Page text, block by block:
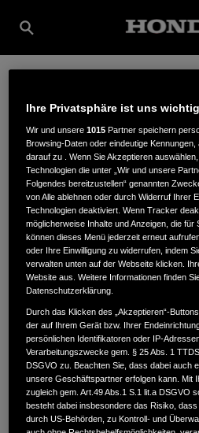
KMS
GMBH
Nordstr. 4,47475,Kamp-Lintfort
ANFAHRTSBESCHREIBUNG
WEBSITE
Ihre Privatsphäre ist uns wichtig
Wir und unsere1015 Partner speichern
Browsing-Daten oder eindeutige
darauf zu . Wenn Sie Akzeptieren
Technologien die unter „Wir und unsere
Folgendes bereitzustellen“ genannten
von Alle ablehnen oder durch Widerruf Ihrer
Technologien deaktiviert. Wenn Tracker
möglicherweise Inhalte und Anzeigen, die für
können dieses Menü jederzeit erneut
oder Ihre Einwilligung zu widerrufen, indem
verwalten unten auf der Webseite klicken.
Website aus. Weitere Informationen finden
Datenschutzerklärung.
Durch das Klicken des „Akzeptieren“-
der auf Ihrem Gerät bzw. Ihrer
persönlichen Identifikatoren oder IP-
Verarbeitungszwecke gem. § 25 Abs. 1
DSGVO zu. Beachten Sie, dass dabei auch
unsere Geschäftspartner erfolgen kann. Mit
zugleich gem. Art.49 Abs.1 S.1 lit.a DSGVO
besteht dabei insbesondere das Risiko,
durch US-Behörden, zu Kontroll- und